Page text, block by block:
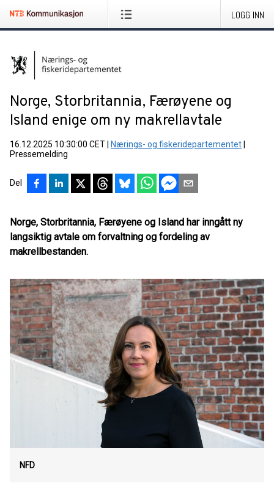
LOGG INN
Norge, Storbritannia, Færøyene og
Island enige om ny makrellavtale
16.12.2025 10:30:00 CET Nærings- og fiskeridepartementet
Pressemelding
Del
Norge, Storbritannia, Færøyene og Island har inngått ny
langsiktig avtale om forvaltning og fordeling av
makrellbestanden.
NFD